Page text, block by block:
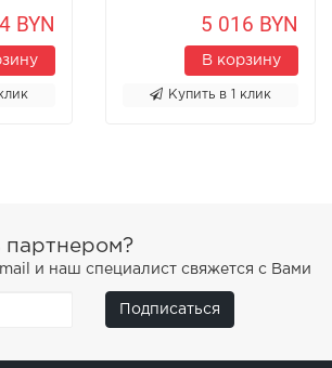
BYN 5 016 BYN
В корзину
Купить в 1 клик
партнером?
и наш специалист свяжется с Вами
Подписаться